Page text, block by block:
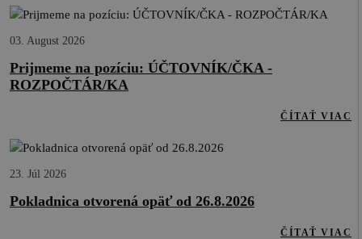
03. August 2026
Prijmeme na pozíciu: ÚČTOVNÍK/ČKA -
ROZPOČTÁR/KA
ČÍTAŤ VIAC
23. Júl 2026
Pokladnica otvorená opäť od 26.8.2026
ČÍTAŤ VIAC